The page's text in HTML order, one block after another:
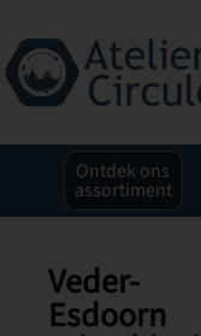
Ontdek ons
assortiment
Veder-
Esdoorn